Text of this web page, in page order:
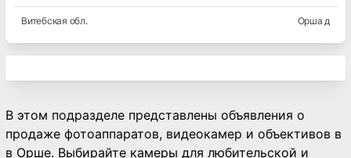
Витебская обл. Орша д
В этом подразделе представлены объявления о
продаже фотоаппаратов, видеокамер и объективов в
в Орше. Выбирайте камеры для любительской и